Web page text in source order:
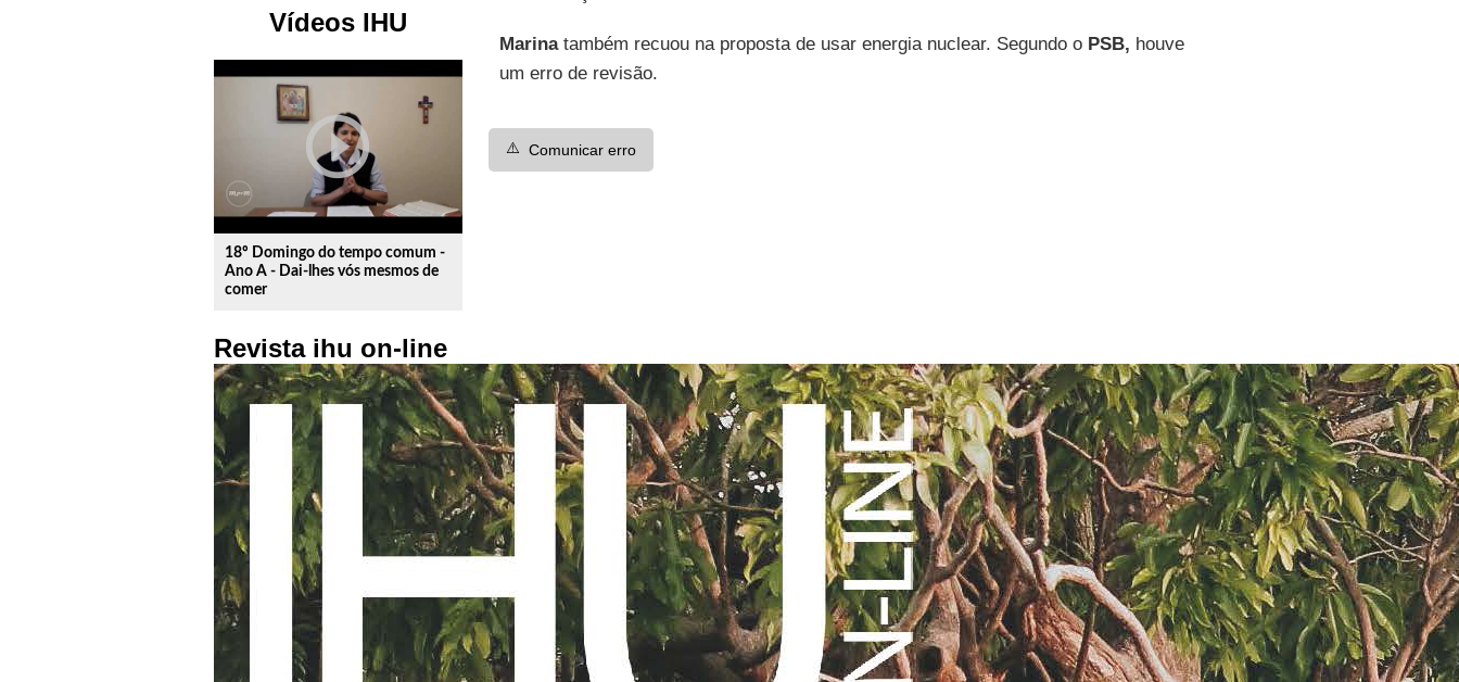
Vídeos IHU
play_circle_outline
18º Domingo do tempo comum -
Ano A - Dai-lhes vós mesmos de
comer
Revista ihu on-line
Marinatambém recuou na proposta de usar energia nuclear. Segundo o PSB, houve
um erro de revisão.
⚠️ Comunicar erro